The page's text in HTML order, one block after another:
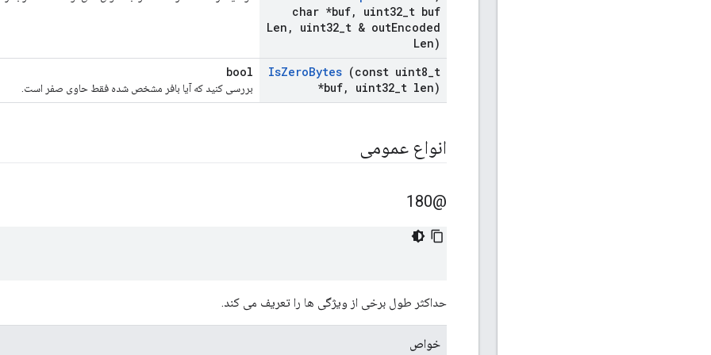
char *buf, uint32 t buf
Len , uint32 t & outEncoded
Len)
IsZeroBytes (const uint8 t
*buf, uint32 t len)
bool
بررسی کنید که آیا بافر مشخص شده فقط حاوی صفر است.
انواع عمومی
@180
حداکثر طول برخی از ویژگی ها را تعریف می کند.
خواص